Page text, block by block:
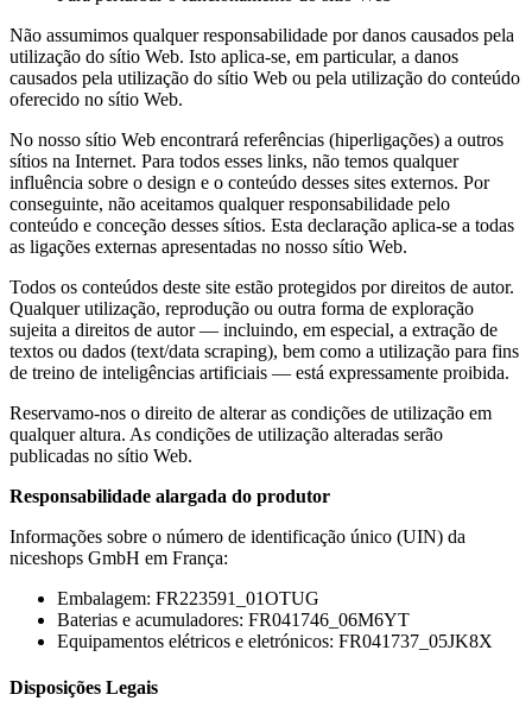
Não assumimos qualquer responsabilidade por danos causados pela
utilização do sítio Web. Isto aplica-se, em particular, a danos
causados pela utilização do sítio Web ou pela utilização do conteúdo
oferecido no sítio Web.
No nosso sítio Web encontrará referências (hiperligações) a outros
sítios na Internet. Para todos esses links, não temos qualquer
influência sobre o design e o conteúdo desses sites externos. Por
conseguinte, não aceitamos qualquer responsabilidade pelo
conteúdo e conceção desses sítios. Esta declaração aplica-se a todas
as ligações externas apresentadas no nosso sítio Web.
Todos os conteúdos deste site estão protegidos por direitos de autor.
Qualquer utilização, reprodução ou outra forma de exploração
sujeita a direitos de autor — incluindo, em especial, a extração de
textos ou dados (text/data scraping), bem como a utilização para fins
de treino de inteligências artificiais — está expressamente proibida.
Reservamo-nos o direito de alterar as condições de utilização em
qualquer altura. As condições de utilização alteradas serão
publicadas no sítio Web.
Responsabilidade alargada do produtor
Informações sobre o número de identificação único (UIN) da
niceshops GmbH em França:
Embalagem: FR223591_01OTUG
Baterias e acumuladores: FR041746_06M6YT
Equipamentos elétricos e eletrónicos: FR041737_05JK8X
Disposições Legais